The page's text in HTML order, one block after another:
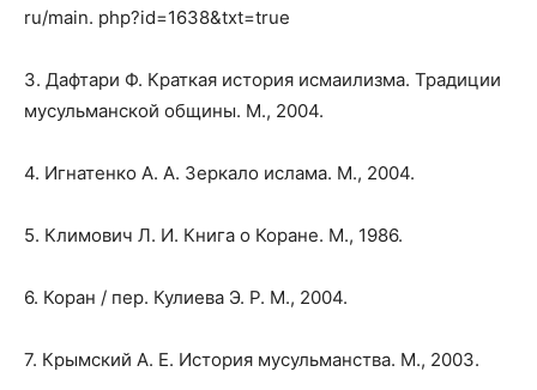
ru/main. php?id=1638&txt=true
3. Дафтари Ф. Краткая история исмаилизма. Традиции
мусульманской общины. М., 2004.
4. Игнатенко А. А. Зеркало ислама. М., 2004.
5. Климович Л. И. Книга о Коране. М., 1986.
6. Коран / пер. Кулиева Э. Р. М., 2004.
7. Крымский А. Е. История мусульманства. М., 2003.